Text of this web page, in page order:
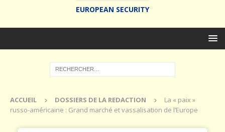
EUROPEAN SECURITY
ACCUEIL DOSSIERS DE LA REDACTION
La « paix »
russo-américaine : Grand marché et vassalisation de l’Europe